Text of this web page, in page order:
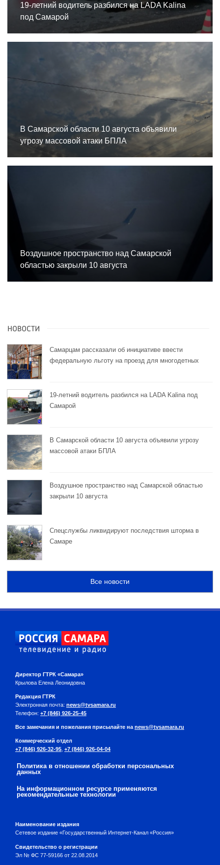
19-летний водитель разбился на LADA Kalina
под Самарой
В Самарской области 10 августа объявили
угрозу массовой атаки БПЛА
Воздушное пространство над Самарской
областью закрыли 10 августа
НОВОСТИ
Самарцам рассказали об инициативе ввести
федеральную льготу на проезд для многодетных
19-летний водитель разбился на LADA Kalina под
Самарой
В Самарской области 10 августа объявили угрозу
массовой атаки БПЛА
Воздушное пространство над Самарской областью
закрыли 10 августа
Спецслужбы ликвидируют последствия шторма в
Самаре
Все новости
Директор ГТРК «Самара»
Крылова Елена Леонидовна
Редакция ГТРК
Электронная почта: news@tvsamara.ru
Телефон: +7 (846) 926-25-45
Все замечания и пожелания присылайте на news@tvsamara.ru
Коммерческий отдел
+7 (846) 926-32-95 +7 (846) 926-04-04
Политика в отношении обработки персональных
данных
На информационном ресурсе применяются
рекомендательные технологии
Наименование издания
Сетевое издание «Государственный Интернет-Канал «Россия»
Свидетельство о регистрации
Эл № ФС 77-59166 от 22.08.2014